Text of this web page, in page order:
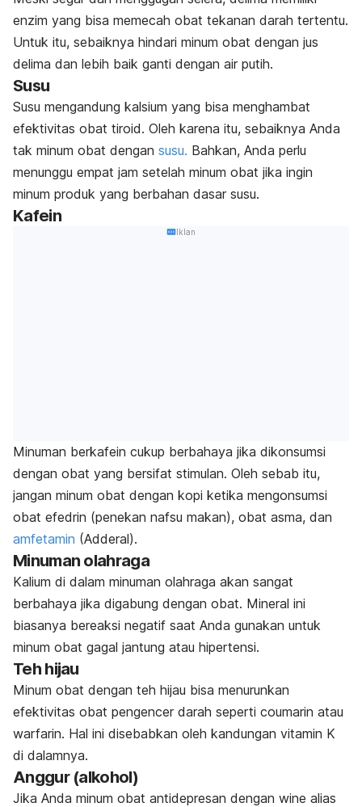
enzim yang bisa memecah obat tekanan darah tertentu.
Untuk itu, sebaiknya hindari minum obat dengan jus
delima dan lebih baik ganti dengan air putih.
Susu
Susu mengandung kalsium yang bisa menghambat
efektivitas obat tiroid. Oleh karena itu, sebaiknya Anda
tak minum obat dengan susu. Bahkan, Anda perlu
menunggu empat jam setelah minum obat jika ingin
minum produk yang berbahan dasar susu.
Kafein
Iklan
Minuman berkafein cukup berbahaya jika dikonsumsi
dengan obat yang bersifat stimulan. Oleh sebab itu,
jangan minum obat dengan kopi ketika mengonsumsi
obat efedrin (penekan nafsu makan), obat asma, dan
amfetamin (Adderal).
Minuman olahraga
Kalium di dalam minuman olahraga akan sangat
berbahaya jika digabung dengan obat. Mineral ini
biasanya bereaksi negatif saat Anda gunakan untuk
minum obat gagal jantung atau hipertensi.
Teh hijau
Minum obat dengan teh hijau bisa menurunkan
efektivitas obat pengencer darah seperti coumarin atau
warfarin. Hal ini disebabkan oleh kandungan vitamin K
di dalamnya.
Anggur (alkohol)
Jika Anda minum obat antidepresan dengan wine alias